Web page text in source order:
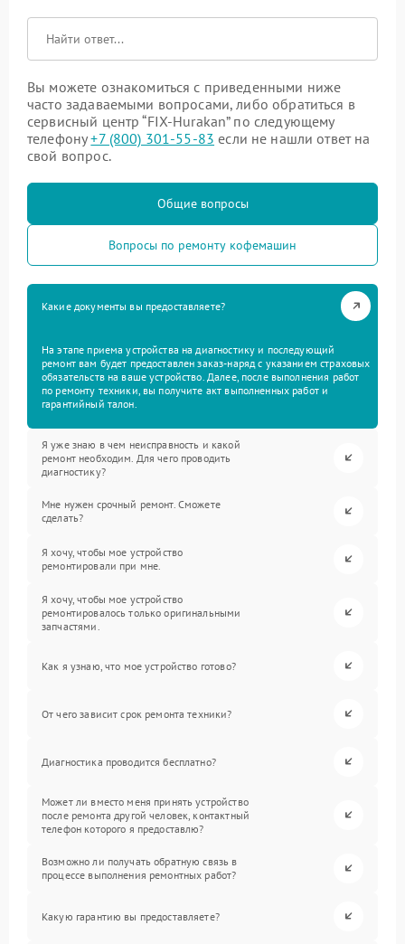
Вы можете ознакомиться с приведенными ниже
часто задаваемыми вопросами, либо обратиться в
сервисный центр “FIX-Hurakan” по следующему
телефону+7 (800) 301-55-83 если не нашли ответ на
свой вопрос.
Общие вопросы
Вопросы по ремонту кофемашин
Какие документы вы предоставляете?
На этапе приема устройства на диагностику и последующий
ремонт вам будет предоставлен заказ-наряд с указанием страховых
обязательств на ваше устройство. Далее, после выполнения работ
по ремонту техники, вы получите акт выполненных работ и
гарантийный талон.
Я уже знаю в чем неисправность и какой
ремонт необходим. Для чего проводить
диагностику?
Мне нужен срочный ремонт. Сможете
сделать?
Я хочу, чтобы мое устройство
ремонтировали при мне.
Я хочу, чтобы мое устройство
ремонтировалось только оригинальными
запчастями.
Как я узнаю, что мое устройство готово?
От чего зависит срок ремонта техники?
Диагностика проводится бесплатно?
Может ли вместо меня принять устройство
после ремонта другой человек, контактный
телефон которого я предоставлю?
Возможно ли получать обратную связь в
процессе выполнения ремонтных работ?
Какую гарантию вы предоставляете?